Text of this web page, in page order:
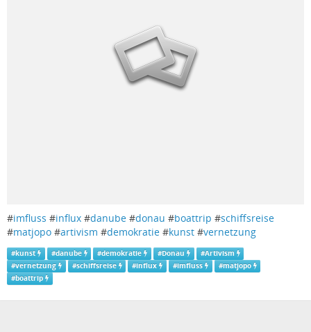
#imfluss #influx #danube #donau #boattrip #schiffsreise
#matjopo #artivism #demokratie #kunst #vernetzung
#kunst #danube #demokratie #Donau #Artivism
#vernetzung #schiffsreise #influx #imfluss #matjopo
#boattrip